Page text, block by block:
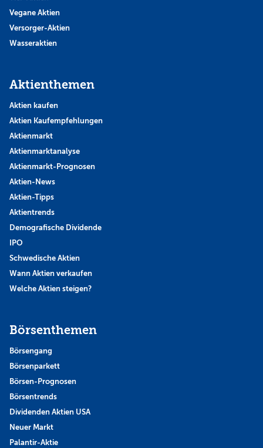
Vegane Aktien
Versorger-Aktien
Wasseraktien
Aktienthemen
Aktien kaufen
Aktien Kaufempfehlungen
Aktienmarkt
Aktienmarktanalyse
Aktienmarkt-Prognosen
Aktien-News
Aktien-Tipps
Aktientrends
Demografische Dividende
IPO
Schwedische Aktien
Wann Aktien verkaufen
Welche Aktien steigen?
Börsenthemen
Börsengang
Börsenparkett
Börsen-Prognosen
Börsentrends
Dividenden Aktien USA
Neuer Markt
Palantir-Aktie